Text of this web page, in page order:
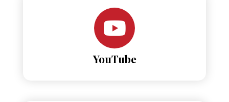
YouTube